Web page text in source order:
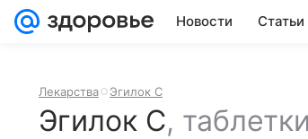
Новости Статьи
Лекарства Эгилок С
Эгилок С, таблетки